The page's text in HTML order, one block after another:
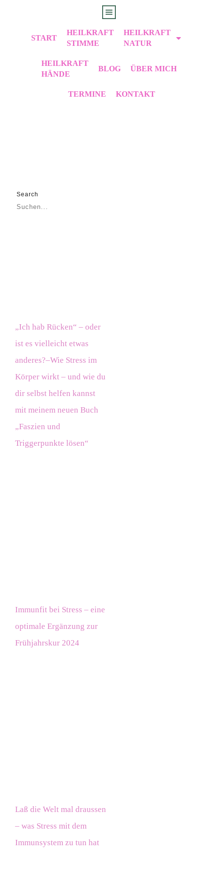
START
HEILKRAFT
STIMME
HEILKRAFT
NATUR
HEILKRAFT
HÄNDE
BLOG ÜBER MICH
TERMINE KONTAKT
Search
„Ich hab Rücken“ – oder
ist es vielleicht etwas
anderes?–Wie Stress im
Körper wirkt – und wie du
dir selbst helfen kannst
mit meinem neuen Buch
„Faszien und
Triggerpunkte lösen“
Immunfit bei Stress – eine
optimale Ergänzung zur
Frühjahrskur 2024
Laß die Welt mal draussen
– was Stress mit dem
Immunsystem zu tun hat